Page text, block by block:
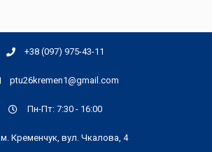
+38 (097) 975-43-11
ptu26kremen1@gmail.com
Пн-Пт: 7:30 - 16:00
м. Кременчук, вул. Чкалова, 4